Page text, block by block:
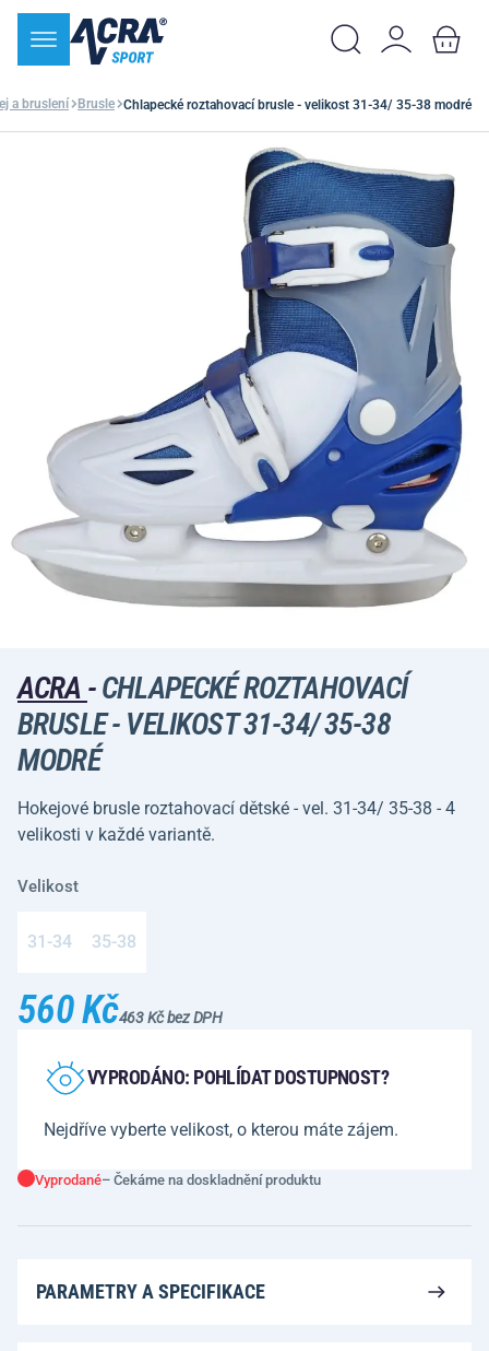
a bruslení Brusle Chlapecké roztahovací brusle - velikost 31-34/ 35-38 modré
ACRA -CHLAPECKÉ ROZTAHOVACÍ
BRUSLE - VELIKOST 31-34/ 35-38
MODRÉ
Hokejové brusle roztahovací dětské - vel. 31-34/ 35-38 - 4
velikosti v každé variantě.
Velikost
31-34 35-38
560 Kč463 Kč bez DPH
VYPRODÁNO: POHLÍDAT DOSTUPNOST?
Nejdříve vyberte velikost, o kterou máte zájem.
Vyprodané– Čekáme na doskladnění produktu
PARAMETRY A SPECIFIKACE